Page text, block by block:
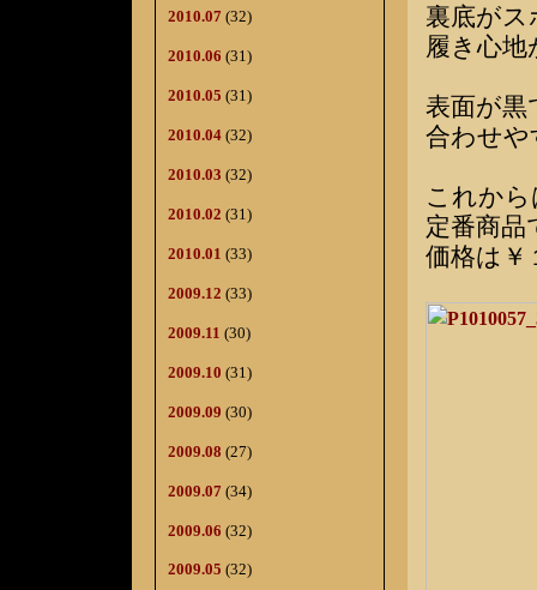
2010.07 (32)
2010.06 (31)
2010.05 (31)
2010.04 (32)
2010.03 (32)
2010.02 (31)
2010.01 (33)
2009.12 (33)
2009.11 (30)
2009.10 (31)
2009.09 (30)
2009.08 (27)
2009.07 (34)
2009.06 (32)
2009.05 (32)
裏底が
履き心
表面が黒
合わせや
これか
定番商品
価格は￥